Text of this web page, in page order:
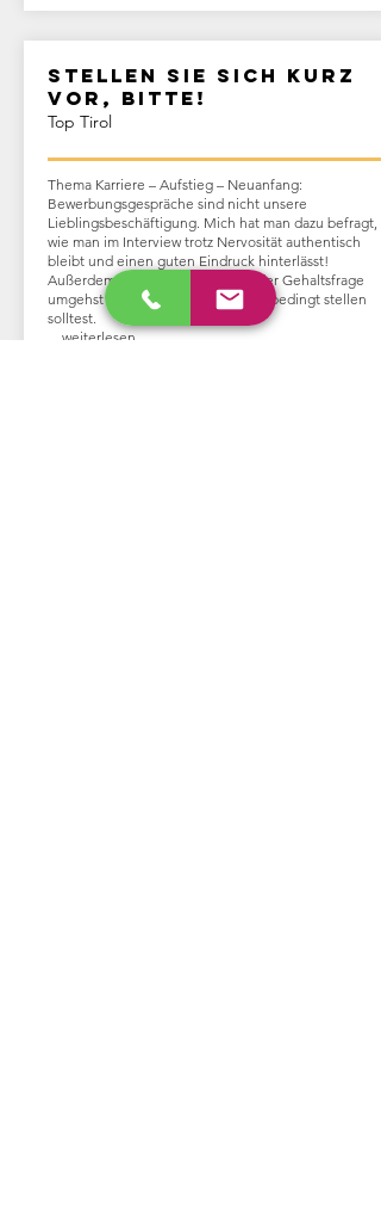
Stellen Sie sich kurz
vor, bitte!
Top Tirol
Thema Karriere – Aufstieg – Neuanfang:
Bewerbungsgespräche sind nicht unsere
Lieblingsbeschäftigung. Mich hat man dazu befragt,
wie man im Interview trotz Nervosität authentisch
bleibt und einen guten Eindruck hinterlässt!
Außerdem: Wie du souverän mit der Gehaltsfrage
umgehst und welche Fragen du unbedingt stellen
solltest.
... weiterlesen